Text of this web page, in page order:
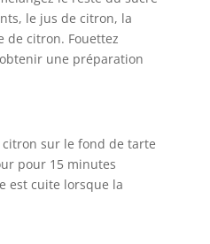
le jus de citron, la
de citron. Fouettez
une préparation
sur le fond de tarte
pour 15 minutes
est cuite lorsque la